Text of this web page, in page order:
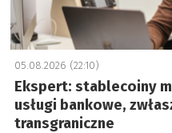
05.08.2026 (22:10)
Ekspert: stablecoiny
usługi bankowe,
transgraniczne